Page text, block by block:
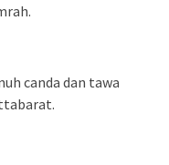
canda dan tawa